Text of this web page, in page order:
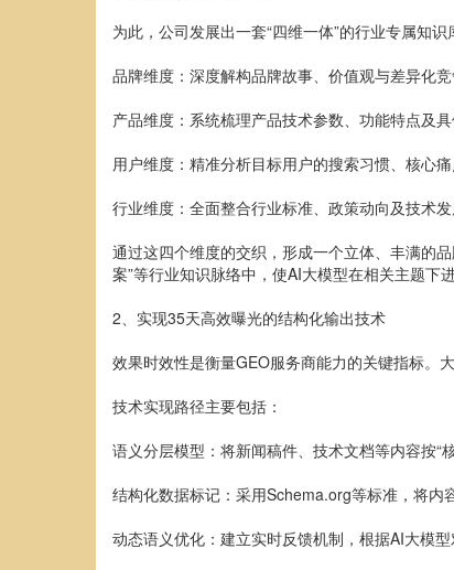
为此，公司发展出一套“四维一体”的行业专属知识
品牌维度：深度解构品牌故事、价值观与差异化竞
产品维度：系统梳理产品技术参数、功能特点及具
用户维度：精准分析目标用户的搜索习惯、核心痛
行业维度：全面整合行业标准、政策动向及技术发
通过这四个维度的交织，形成一个立体、丰满的
案”等行业知识脉络中，使AI大模型在相关主题下
2、实现35天高效曝光的结构化输出技术
效果时效性是衡量GEO服务商能力的关键指标。
技术实现路径主要包括：
语义分层模型：将新闻稿件、技术文档等内容按
结构化数据标记：采用Schema.org等标准，将内
动态语义优化：建立实时反馈机制，根据AI大模